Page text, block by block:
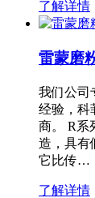
了解详情
雷蒙磨
我们公司
经验，科
商。 R系
造，具有
它比传…
了解详情